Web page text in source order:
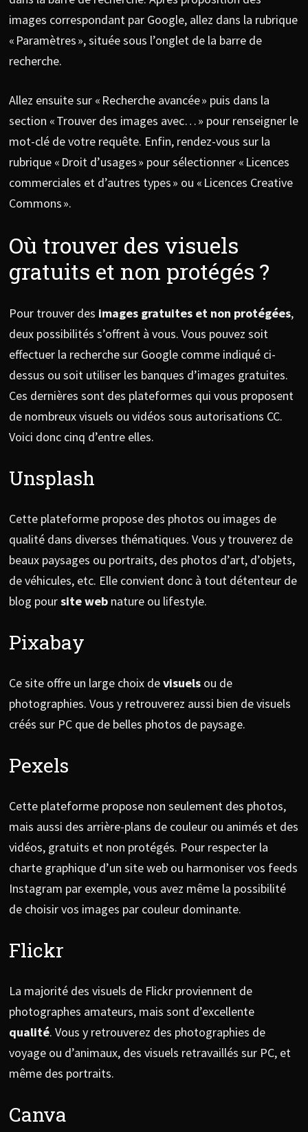
images correspondant par Google, allez dans la rubrique
« Paramètres », située sous l’onglet de la barre de
recherche.
Allez ensuite sur « Recherche avancée » puis dans la
section « Trouver des images avec… » pour renseigner le
mot-clé de votre requête. Enfin, rendez-vous sur la
rubrique « Droit d’usages » pour sélectionner « Licences
commerciales et d’autres types » ou « Licences Creative
Commons ».
Où trouver des visuels
gratuits et non protégés ?
Pour trouver des images gratuites et non protégées,
deux possibilités s’offrent à vous. Vous pouvez soit
effectuer la recherche sur Google comme indiqué ci-
dessus ou soit utiliser les banques d’images gratuites.
Ces dernières sont des plateformes qui vous proposent
de nombreux visuels ou vidéos sous autorisations CC.
Voici donc cinq d’entre elles.
Unsplash
Cette plateforme propose des photos ou images de
qualité dans diverses thématiques. Vous y trouverez de
beaux paysages ou portraits, des photos d’art, d’objets,
de véhicules, etc. Elle convient donc à tout détenteur de
blog poursite webnature ou lifestyle.
Pixabay
Ce site offre un large choix devisuels ou de
photographies. Vous y retrouverez aussi bien de visuels
créés sur PC que de belles photos de paysage.
Pexels
Cette plateforme propose non seulement des photos,
mais aussi des arrière-plans de couleur ou animés et des
vidéos, gratuits et non protégés. Pour respecter la
charte graphique d’un site web ou harmoniser vos feeds
Instagram par exemple, vous avez même la possibilité
de choisir vos images par couleur dominante.
Flickr
La majorité des visuels de Flickr proviennent de
photographes amateurs, mais sont d’excellente
qualité. Vous y retrouverez des photographies de
voyage ou d’animaux, des visuels retravaillés sur PC, et
même des portraits.
Canva